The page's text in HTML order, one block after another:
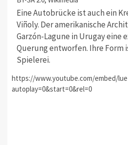
Eine Autobrücke ist auch ein
Viñoly. Der amerikanische
Garzón-Lagune in Urugay eine
Querung entworfen. Ihre Form
Spielerei.
https://www.youtube.com/embed/
autoplay=0&start=0&rel=0